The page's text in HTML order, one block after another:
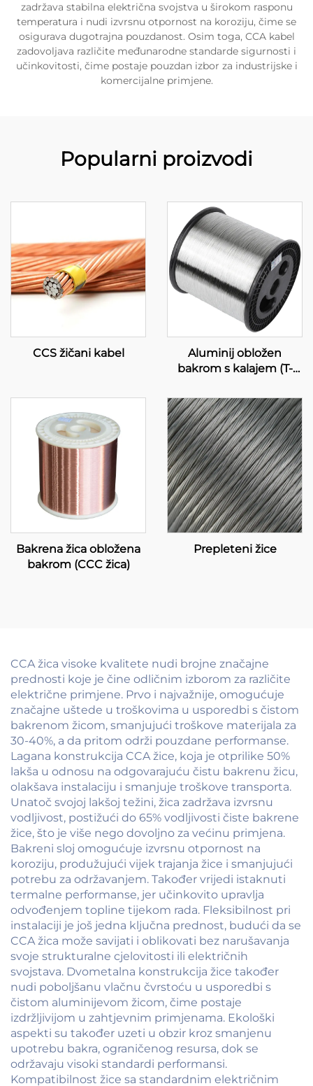
zadržava stabilna električna svojstva u širokom rasponu
temperatura i nudi izvrsnu otpornost na koroziju, čime se
osigurava dugotrajna pouzdanost. Osim toga, CCA kabel
zadovoljava različite međunarodne standarde sigurnosti i
učinkovitosti, čime postaje pouzdan izbor za industrijske i
komercijalne primjene.
Popularni proizvodi
CCS žičani kabel
Aluminij obložen
bakrom s kalajem (T-
Bakrena žica obložena
bakrom (CCC žica)
Prepleteni žice
CCA žica visoke kvalitete nudi brojne značajne
prednosti koje je čine odličnim izborom za različite
električne primjene. Prvo i najvažnije, omogućuje
značajne uštede u troškovima u usporedbi s čistom
bakrenom žicom, smanjujući troškove materijala za
30-40%, a da pritom održi pouzdane performanse.
Lagana konstrukcija CCA žice, koja je otprilike 50%
lakša u odnosu na odgovarajuću čistu bakrenu žicu,
olakšava instalaciju i smanjuje troškove transporta.
Unatoč svojoj lakšoj težini, žica zadržava izvrsnu
vodljivost, postižući do 65% vodljivosti čiste bakrene
žice, što je više nego dovoljno za većinu primjena.
Bakreni sloj omogućuje izvrsnu otpornost na
koroziju, produžujući vijek trajanja žice i smanjujući
potrebu za održavanjem. Također vrijedi istaknuti
termalne performanse, jer učinkovito upravlja
odvođenjem topline tijekom rada. Fleksibilnost pri
instalaciji je još jedna ključna prednost, budući da se
CCA žica može savijati i oblikovati bez narušavanja
svoje strukturalne cjelovitosti ili električnih
svojstava. Dvometalna konstrukcija žice također
nudi poboljšanu vlačnu čvrstoću u usporedbi s
čistom aluminijevom žicom, čime postaje
izdržljivijom u zahtjevnim primjenama. Ekološki
aspekti su također uzeti u obzir kroz smanjenu
upotrebu bakra, ograničenog resursa, dok se
održavaju visoki standardi performansi.
Kompatibilnost žice sa standardnim električnim